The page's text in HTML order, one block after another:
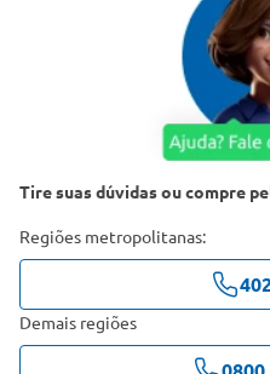
Tire suas dúvidas ou compre
Regiões metropolitanas:
Demais regiões